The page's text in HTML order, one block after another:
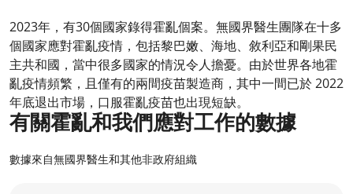
2023年，有30個國家錄得霍亂個案。無國界醫生團隊在十多
個國家應對霍亂疫情，包括黎巴嫩、海地、敘利亞和剛果民
主共和國，當中很多國家的情況令人擔憂。由於世界各地霍
亂疫情頻繁，且僅有的兩間疫苗製造商，其中一間已於 2022
年底退出市場，口服霍亂疫苗也出現短缺。
有關霍亂和我們應對工作的數據
數據來自無國界醫生和其他非政府組織